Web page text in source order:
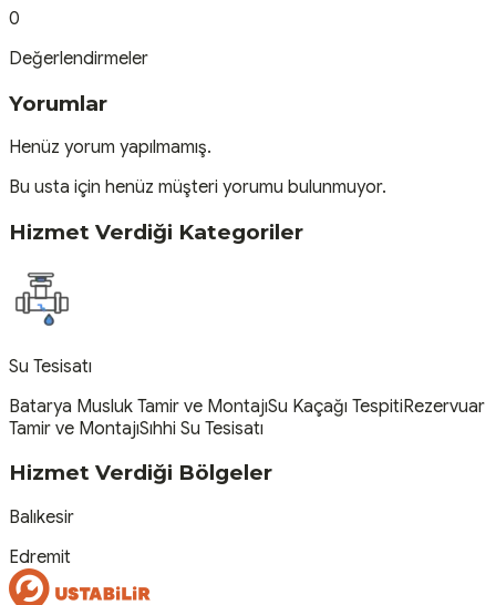
0
Değerlendirmeler
Yorumlar
Henüz yorum yapılmamış.
Bu usta için henüz müşteri yorumu bulunmuyor.
Hizmet Verdiği Kategoriler
Su Tesisatı
Batarya Musluk Tamir ve MontajıSu Kaçağı TespitiRezervuar
Tamir ve MontajıSıhhi Su Tesisatı
Hizmet Verdiği Bölgeler
Balıkesir
Edremit